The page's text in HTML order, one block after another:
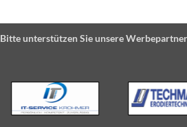
Bitte unterstützen Sie unsere